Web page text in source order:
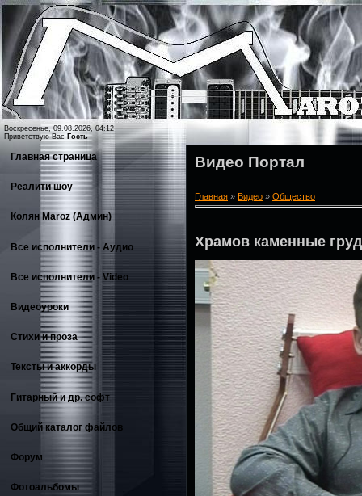
Воскресенье, 09.08.2026, 04:12
Приветствую Вас Гость
Главная страница
Реалити шоу
Колян Maroz (Админ)
Все исполнители - Аудио
Все исполнители - Video
Видеоуроки
Стихи и проза
Тексты и аккорды
Гитарный и др. софт
Общий каталог файлов
Форум
Фотоальбомы
Видео Портал
Главная » Видео » Общество
Храмов каменные